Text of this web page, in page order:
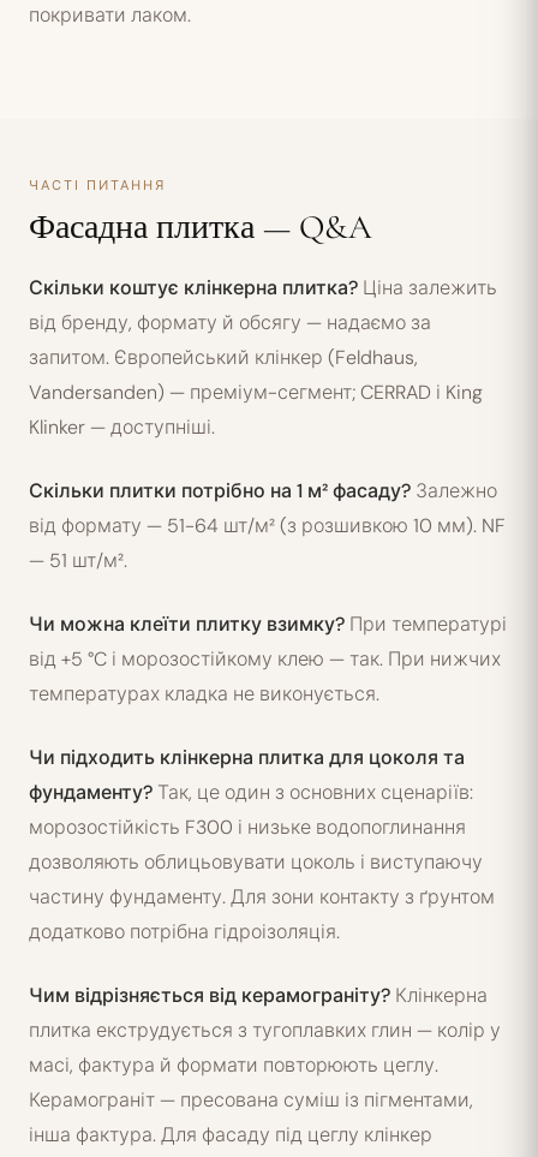
покривати лаком.
ЧАСТІ ПИТАННЯ
Фасадна плитка — Q&A
Скільки коштує клінкерна плитка? Ціна залежить
від бренду, формату й обсягу — надаємо за
запитом. Європейський клінкер (Feldhaus,
Vandersanden) — преміум-сегмент; CERRAD і King
Klinker — доступніші.
Скільки плитки потрібно на 1 м² фасаду? Залежно
від формату — 51-64 шт/м² (з розшивкою 10 мм). NF
— 51 шт/м².
Чи можна клеїти плитку взимку? При температурі
від +5 °C і морозостійкому клею — так. При нижчих
температурах кладка не виконується.
Чи підходить клінкерна плитка для цоколя та
фундаменту? Так, це один з основних сценаріїв:
морозостійкість F300 і низьке водопоглинання
дозволяють облицьовувати цоколь і виступаючу
частину фундаменту. Для зони контакту з ґрунтом
додатково потрібна гідроізоляція.
Чим відрізняється від керамограніту? Клінкерна
плитка екструдується з тугоплавких глин — колір у
масі, фактура й формати повторюють цеглу.
Керамограніт — пресована суміш із пігментами,
інша фактура. Для фасаду під цеглу клінкер